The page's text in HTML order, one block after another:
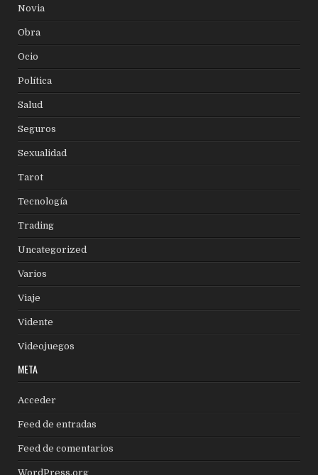
Novia
Obra
Ocio
Política
Salud
Seguros
Sexualidad
Tarot
Tecnología
Trading
Uncategorized
Varios
Viaje
Vidente
Videojuegos
META
Acceder
Feed de entradas
Feed de comentarios
WordPress.org